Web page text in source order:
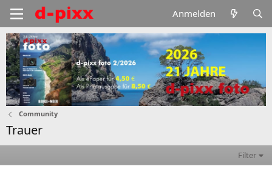
Anmelden
Community
Trauer
Filter